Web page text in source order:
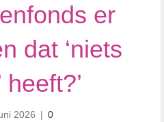
er
dat ‘niets
2026 | 0